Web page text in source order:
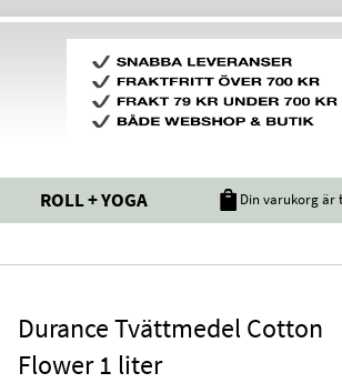
ROLL + YOGA Din varukorg är
Durance Tvättmedel Cotton
Flower 1 liter